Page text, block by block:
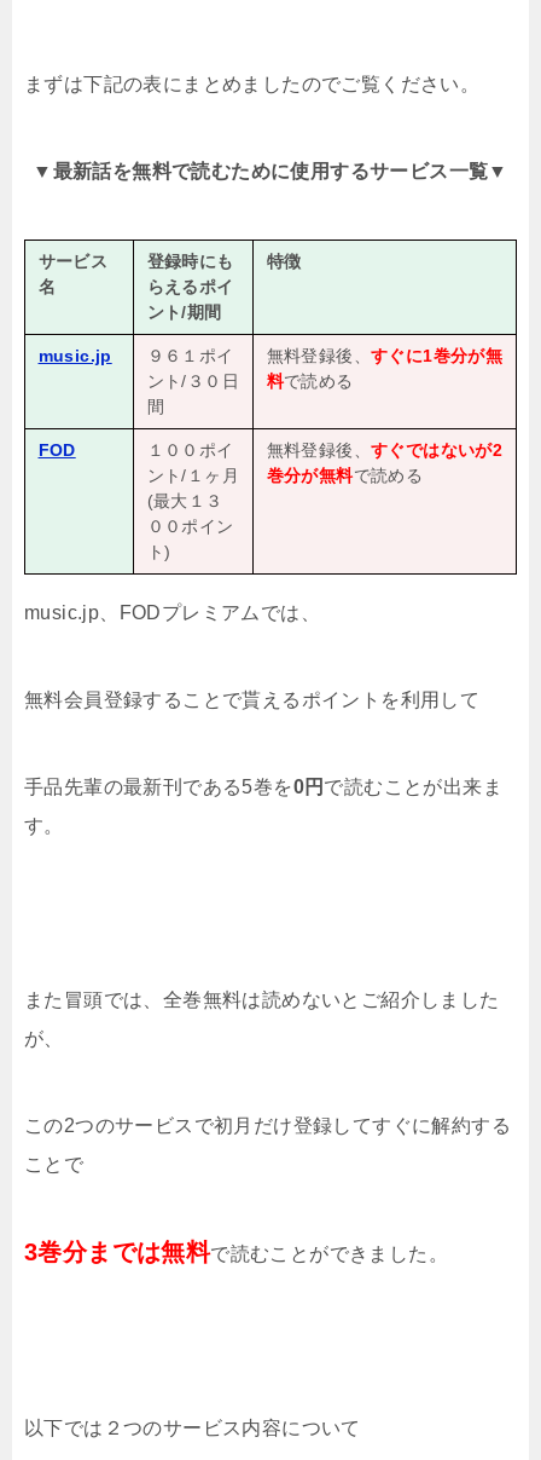
まずは下記の表にまとめましたのでご覧ください。
▼ 最新話を無料で読むために使用するサービス一覧▼
サービス
名
登録時にも
らえるポイ
ント/期間
特徴
music.jp
９６１ポイ
ント/３０日
間
無料登録後、 すぐに1巻分が無
料で読める
FOD
１００ポイ
ント/１ヶ月
(最大１３
００ポイン
ト)
無料登録後、 すぐではないが2
巻分が無料で読める
music.jp、FODプレミアムでは、
無料会員登録することで貰えるポイントを利用して
手品先輩の最新刊である5巻を0円 で読むことが出来ま
す。
また冒頭では、全巻無料は読めないとご紹介しました
が、
この2つのサービスで初月だけ登録してすぐに解約する
ことで
3巻分までは無料で読むことができました。
以下では２つのサービス内容について